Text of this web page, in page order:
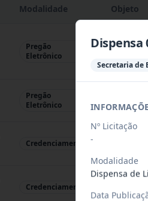
Modalidade Objeto
Pregão
Eletrônico
Pregão
Eletrônico
Credenciamento
Credenciamento
Dispensa
Secretaria de
Nº Licitação
-
Modalidade
Dispensa de
Data